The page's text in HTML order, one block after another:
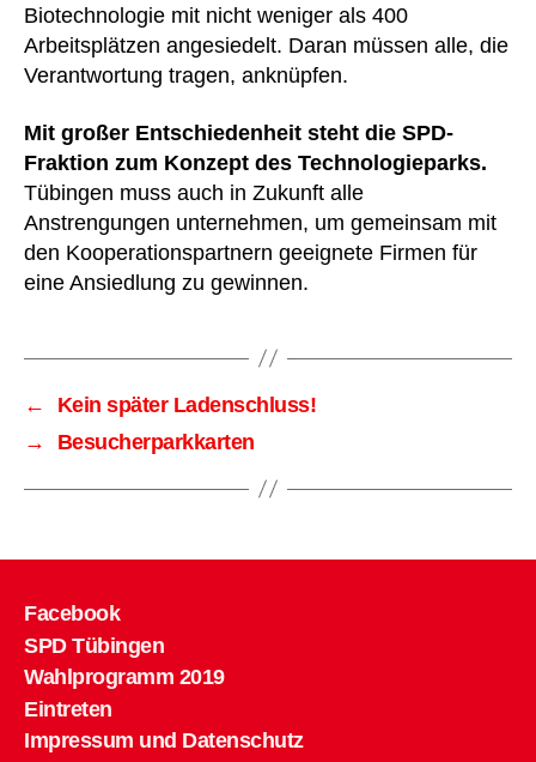
Biotechnologie mit nicht weniger als 400
Arbeitsplätzen angesiedelt. Daran müssen alle, die
Verantwortung tragen, anknüpfen.
Mit großer Entschiedenheit steht die SPD-
Fraktion zum Konzept des Technologieparks.
Tübingen muss auch in Zukunft alle
Anstrengungen unternehmen, um gemeinsam mit
den Kooperationspartnern geeignete Firmen für
eine Ansiedlung zu gewinnen.
←
Kein später Ladenschluss!
→
Besucherparkkarten
Facebook
SPD Tübingen
Wahlprogramm 2019
Eintreten
Impressum und Datenschutz